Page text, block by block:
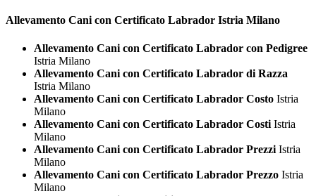
Allevamento Cani con Certificato Labrador Istria Milano
Allevamento Cani con Certificato Labrador con Pedigree
Istria Milano
Allevamento Cani con Certificato Labrador di Razza
Istria Milano
Allevamento Cani con Certificato Labrador Costo Istria
Milano
Allevamento Cani con Certificato Labrador Costi Istria
Milano
Allevamento Cani con Certificato Labrador Prezzi Istria
Milano
Allevamento Cani con Certificato Labrador Prezzo Istria
Milano